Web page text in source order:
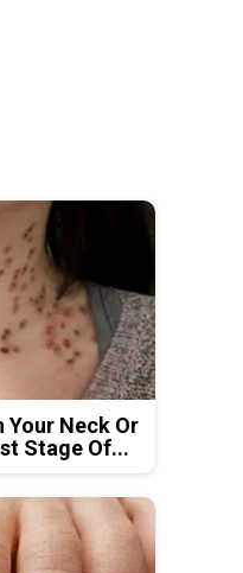
Your Neck Or
Stage Of...